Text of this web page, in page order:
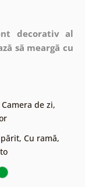
decorativ al
să meargă cu
Camera de zi,
, Cu ramă,